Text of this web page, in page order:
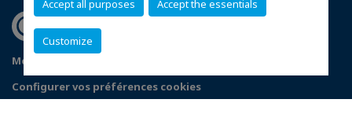
Accept all purposes Accept the essentials
Customize
Mentions légales
Configurer vos préférences cookies